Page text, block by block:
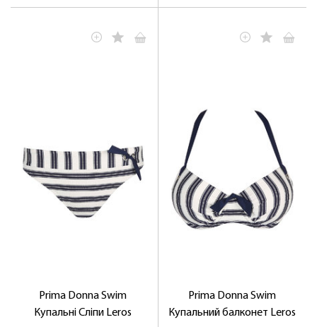
Prima Donna Swim
Купальні Сліпи Leros
Prima Donna Swim
Купальний балконет Leros